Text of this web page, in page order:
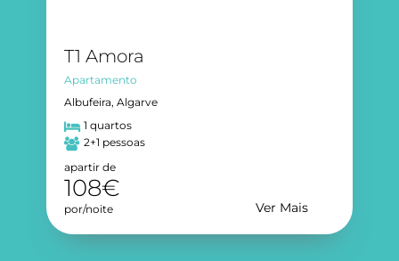
T1 Amora
Apartamento
Albufeira, Algarve
1 quartos
2+1 pessoas
apartir de
108€
por/noite Ver Mais